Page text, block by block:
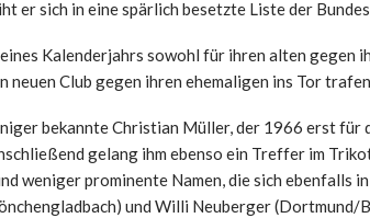
er sich in eine spärlich besetzte Liste der
Kalenderjahrs sowohl für ihren alten gegen
neuen Club gegen ihren ehemaligen ins Tor
bekannte Christian Müller, der 1966 erst für
gelang ihm ebenso ein Treffer im
weniger prominente Namen, die sich ebenfalls
und Willi Neuberger (Dortmund/